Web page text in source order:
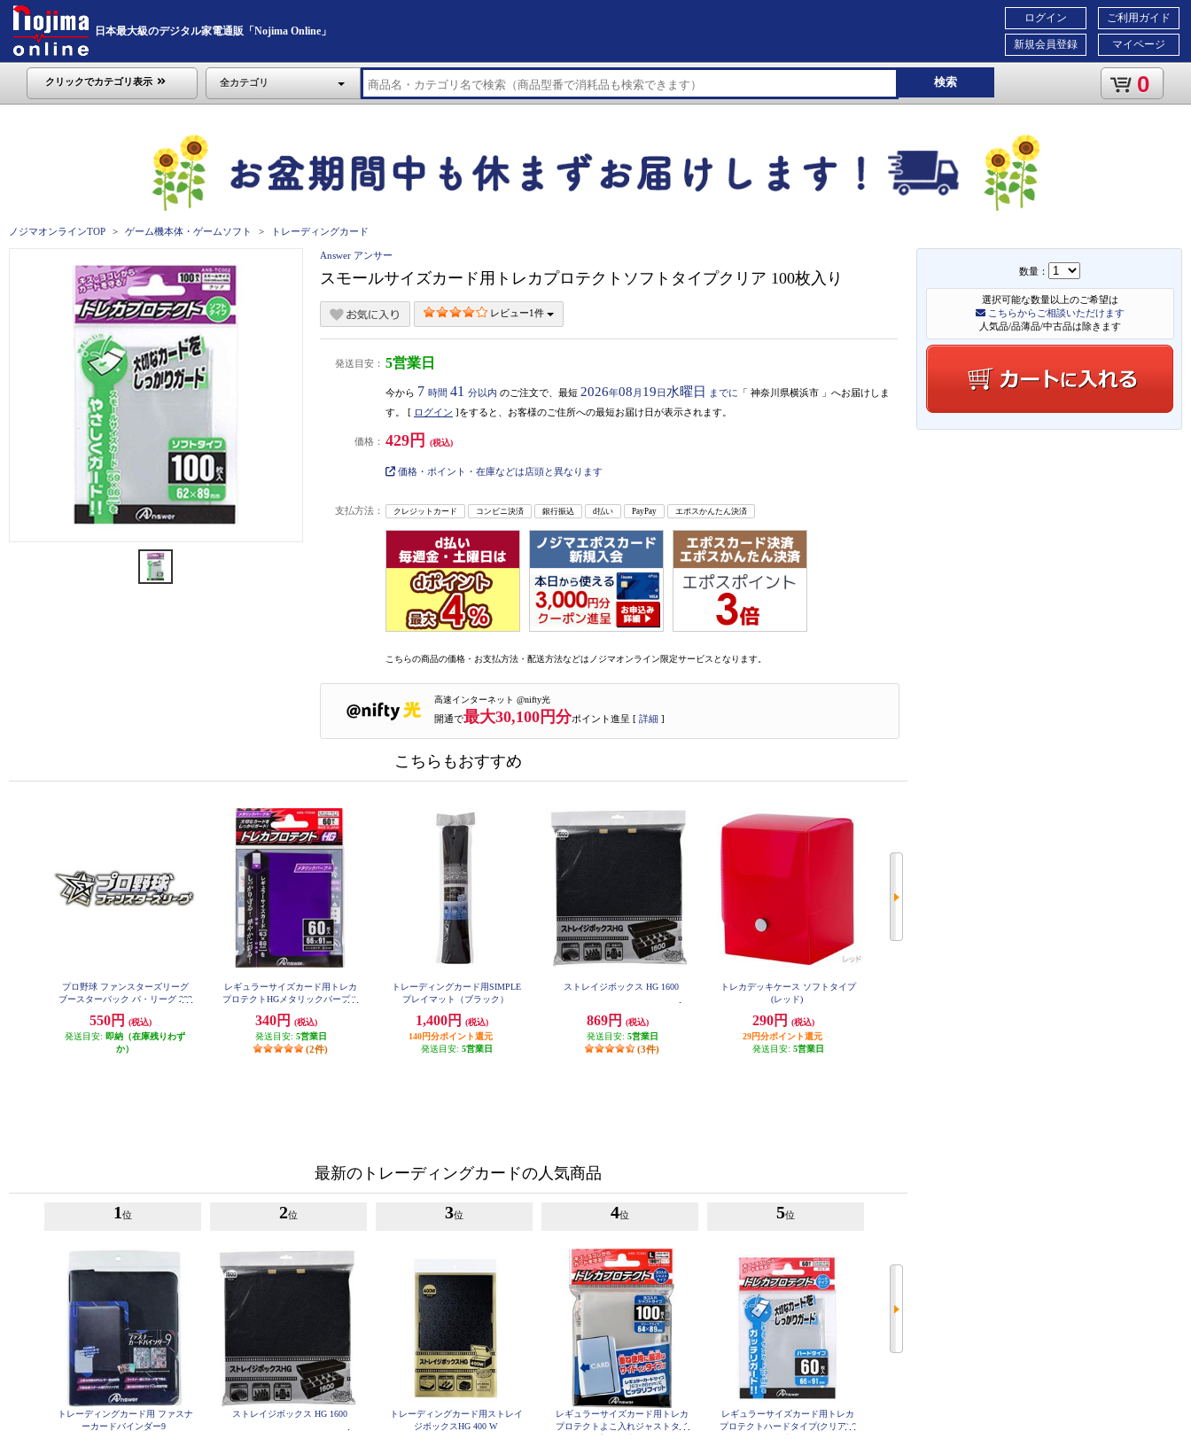
日本最大級のデジタル家電通販「Nojima Online」
ご利用ガイド
マイページ
ログイン
新規会員登録
クリックでカテゴリ表示 全カテゴリ 検索 0
ノジマオンラインTOP ゲーム機本体・ゲームソフト トレーディングカード
数量：
選択可能な数量以上のご希望は
こちらからご相談いただけます
人気品/品薄品/中古品は除きます
Answer アンサー
スモールサイズカード用トレカプロテクトソフトタイプクリア 100枚入り
レビュー1件
発送目安： 5営業日
今から 7 時間 41 分以内 のご注文で、最短 2026年08 月 19日 水曜日 までに 「 神奈川県横浜市 」 へお届けしま
す。 [ ログイン ]をすると、お客様のご住所への最短お届け日が表示されます。
価格： 429円 (税込)
価格・ポイント・在庫などは店頭と異なります
支払方法： クレジットカード コンビニ決済 銀行振込 d払い PayPay エポスかんたん決済
こちらの商品の価格・お支払方法・配送方法などはノジマオンライン限定サービスとなります。
高速インターネット @nifty光
開通で最大30,100円分ポイント進呈 [ 詳細 ]
こちらもおすすめ
プロ野球 ファンスターズリーグ
ブースターパック パ・リーグ 202
550円
(税込)
発送目安: 即納（在庫残りわず
か）
レギュラーサイズカード用トレカ
プロテクトHGメタリックパープル
340円
(税込)
発送目安: 5営業日
(2件)
トレーディングカード用SIMPLE
プレイマット（ブラック）
1,400円
(税込)
140円分ポイント還元
発送目安: 5営業日
ストレイジボックス HG 1600
869円
(税込)
発送目安: 5営業日
(3件)
トレカデッキケース ソフトタイプ
(レッド)
290円
(税込)
29円分ポイント還元
発送目安: 5営業日
最新のトレーディングカードの人気商品
1 位
トレーディングカード用 ファスナ
ーカードバインダー9
2位
ストレイジボックス HG 1600
3位
トレーディングカード用ストレイ
ジボックスHG 400 W
4位
レギュラーサイズカード用トレカ
プロテクトよこ入れジャストタイ
5位
レギュラーサイズカード用トレカ
プロテクトハードタイプ(クリア) 6